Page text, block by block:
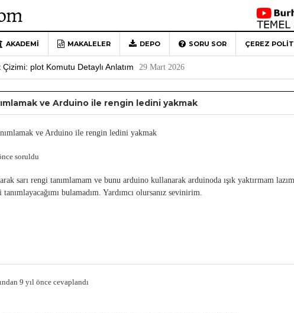
AKADEMI MAKALELER DEPO SORU SOR ÇEREZ
Sonu: MATLAB Türkiye’ye Veda 4 Mayıs 2026
Çizimi: plot Komutu Detaylı Anlatım 29 Mart 2026
Editor Kullanım Rehberi 4 Aralık 2020
27 Mayıs 2020
ve Arduino ile rengin ledini yakmak
ve Arduino ile rengin ledini yakmak
soruldu
sarı rengi tanımlamam ve bunu arduino kullanarak arduinoda ışık yaktırmam
bulamadım. Yardımcı olursanız sevinirim.
9 yıl önce cevaplandı